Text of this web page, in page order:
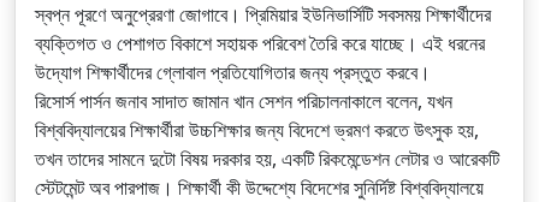
স্বপ্ন পূরণে অনুপ্রেরণা জোগাবে। প্রিমিয়ার ইউনিভার্সিটি সবসময় শিক্ষার্থীদের
ব্যক্তিগত ও পেশাগত বিকাশে সহায়ক পরিবেশ তৈরি করে যাচ্ছে। এই ধরনের
উদ্যোগ শিক্ষার্থীদের গ্লোবাল প্রতিযোগিতার জন্য প্রস্তুত করবে।
রিসোর্স পার্সন জনাব সাদাত জামান খান সেশন পরিচালনাকালে বলেন, যখন
বিশ্ববিদ্যালয়ের শিক্ষার্থীরা উচ্চশিক্ষার জন্য বিদেশে ভ্রমণ করতে উৎসুক হয়,
তখন তাদের সামনে দুটো বিষয় দরকার হয়, একটি রিকমেন্ডেশন লেটার ও আরেকটি
স্টেটমেন্ট অব পারপাজ। শিক্ষার্থী কী উদ্দেশ্যে বিদেশের সুনির্দিষ্ট বিশ্ববিদ্যালয়ে